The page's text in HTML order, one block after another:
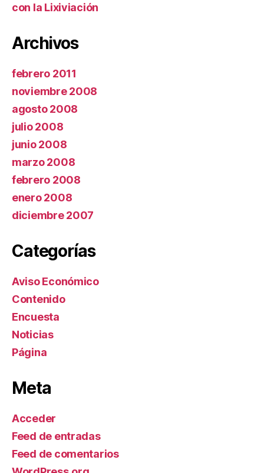
con la Lixiviación
Archivos
febrero 2011
noviembre 2008
agosto 2008
julio 2008
junio 2008
marzo 2008
febrero 2008
enero 2008
diciembre 2007
Categorías
Aviso Económico
Contenido
Encuesta
Noticias
Página
Meta
Acceder
Feed de entradas
Feed de comentarios